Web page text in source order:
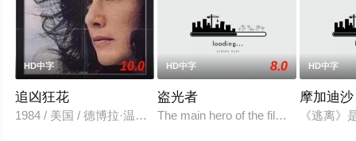
HD中字 10.0
追凶狂花
1984 / 美国 / 德博拉·温格,Mark,Keyloun,保罗·温菲尔德
HD中字 8.0
盗光者
The main hero of the film is an
HD中字
摩加迪沙
《逃离